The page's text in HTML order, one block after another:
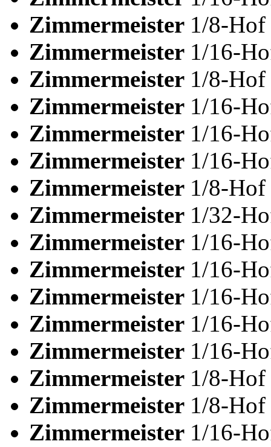
Zimmermeister 1/8-Hof
Zimmermeister 1/16-
Zimmermeister 1/8-Hof
Zimmermeister 1/16-
Zimmermeister 1/16-
Zimmermeister 1/16-
Zimmermeister 1/8-Hof
Zimmermeister 1/32-
Zimmermeister 1/16-
Zimmermeister 1/16-
Zimmermeister 1/16-
Zimmermeister 1/16-
Zimmermeister 1/16-
Zimmermeister 1/8-Hof
Zimmermeister 1/8-Hof
Zimmermeister 1/16-